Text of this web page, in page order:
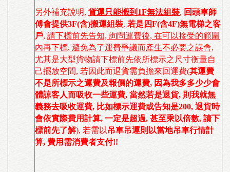
另外補充說明, 貨運只能搬到1F無法組裝, 回頭車師
傅會提供3F(含)搬運組裝, 若是四F(含4F)無電梯之客
戶, 請下標前先告知, 詢問運費後, 在可以接受的範圍
內再下標, 避免為了運費爭議而產生不必要之誤會,
尤其是大型貨物請下標前先依所標示之尺寸衡量自
己擺放空間, 若因此而退貨需負擔來回運費(其運費
不是所標示之運費及報價的運費, 因為我多多少少會
體諒客人而吸收一些運費, 當然若是退貨, 則我就無
義務去吸收運費, 比如標示運費或告知是200, 退貨時
會依實際費用計算, 一定是超過, 甚至乘以倍數, 請下
標前先了解), 若需以 吊車吊運則以當地吊車行情計
算, 費用需消費者支付!!